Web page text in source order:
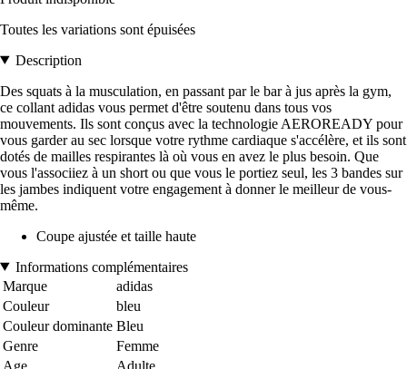
Toutes les variations sont épuisées
Description
Des squats à la musculation, en passant par le bar à jus après la gym,
ce collant adidas vous permet d'être soutenu dans tous vos
mouvements. Ils sont conçus avec la technologie AEROREADY pour
vous garder au sec lorsque votre rythme cardiaque s'accélère, et ils sont
dotés de mailles respirantes là où vous en avez le plus besoin. Que
vous l'associiez à un short ou que vous le portiez seul, les 3 bandes sur
les jambes indiquent votre engagement à donner le meilleur de vous-
même.
Coupe ajustée et taille haute
Informations complémentaires
Marque
adidas
Couleur
bleu
Couleur dominante Bleu
Genre
Femme
Age
Adulte